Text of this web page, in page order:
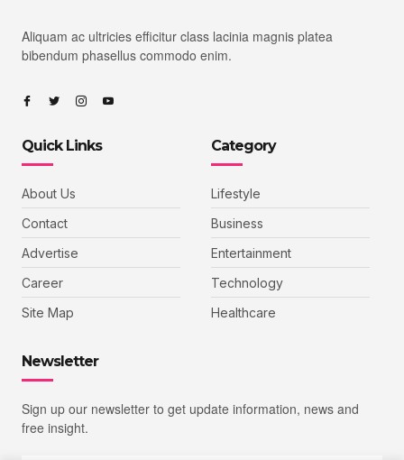
Aliquam ac ultricies efficitur class lacinia magnis platea
bibendum phasellus commodo enim.
Quick Links
About Us
Contact
Advertise
Career
Site Map
Category
Lifestyle
Business
Entertainment
Technology
Healthcare
Newsletter
Sign up our newsletter to get update information, news and
free insight.